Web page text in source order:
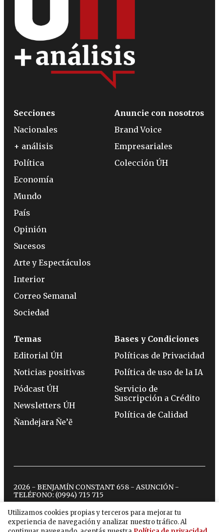
Utilizamos cookies propias y terceros para mejorar tu
experiencia de navegación y analizar nuestro tráfico. Al
Secciones
Nacionales
+ análisis
Política
Economía
Mundo
País
Opinión
Sucesos
Arte y Espectáculos
Interior
Correo Semanal
Sociedad
Anuncie con nosotros
Brand Voice
Empresariales
Colección ÚH
Temas
Editorial ÚH
Noticias positivas
Pódcast ÚH
Newsletters ÚH
Ñandejara Ñe’ẽ
Bases y Condiciones
Políticas de Privacidad
Política de uso de la IA
Servicio de
Suscripción a Crédito
Política de Calidad
2026 - BENJAMÍN CONSTANT 658 - ASUNCIÓN -
TELÉFONO: (0994) 715 715
twitterinstagram
facebook
tiktokyoutubespotify